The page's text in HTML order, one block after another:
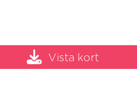
Vista kort